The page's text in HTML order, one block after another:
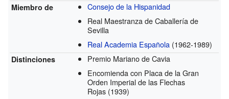
Miembro de
Consejo de la Hispanidad
Real Maestranza de Caballería de
Sevilla
Real Academia Española (1962-1989)
Distinciones
Premio Mariano de Cavia
Encomienda con Placa de la Gran
Orden Imperial de las Flechas
Rojas (1939)